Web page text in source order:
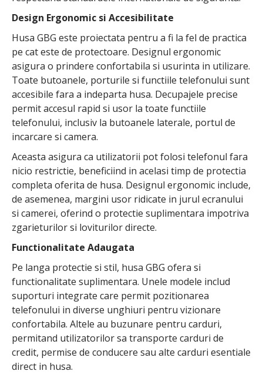
Design Ergonomic si Accesibilitate
Husa GBG este proiectata pentru a fi la fel de practica
pe cat este de protectoare. Designul ergonomic
asigura o prindere confortabila si usurinta in utilizare.
Toate butoanele, porturile si functiile telefonului sunt
accesibile fara a indeparta husa. Decupajele precise
permit accesul rapid si usor la toate functiile
telefonului, inclusiv la butoanele laterale, portul de
incarcare si camera.
Aceasta asigura ca utilizatorii pot folosi telefonul fara
nicio restrictie, beneficiind in acelasi timp de protectia
completa oferita de husa. Designul ergonomic include,
de asemenea, margini usor ridicate in jurul ecranului
si camerei, oferind o protectie suplimentara impotriva
zgarieturilor si loviturilor directe.
Functionalitate Adaugata
Pe langa protectie si stil, husa GBG ofera si
functionalitate suplimentara. Unele modele includ
suporturi integrate care permit pozitionarea
telefonului in diverse unghiuri pentru vizionare
confortabila. Altele au buzunare pentru carduri,
permitand utilizatorilor sa transporte carduri de
credit, permise de conducere sau alte carduri esentiale
direct in husa.